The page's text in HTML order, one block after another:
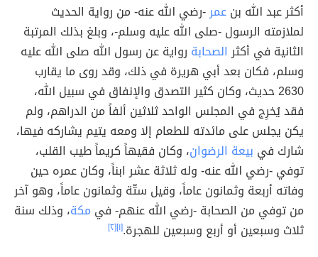
أكثر عبد الله بنعمر-رضي الله عنه- من رواية الحديث
لملازمته الرسول -صلى الله عليه وسلم-، وبلغ بذلك المرتبة
الثانية في أكثرالصحابة رواية عن رسول الله صلى الله عليه
وسلم، فكان بعد أبي هريرة في ذلك، وقد روى ما يقارب
2630 حديث، وكان كثير التصدق والإنفاق في سبيل الله،
فقد يُخرِج في المجلس الواحد ثلاثين ألفاً من الدراهم، ولم
يكن يجلس على مائدته للطعام إلا ومعه يتيم يشاركه فيها،
شارك في بيعة الرضوان، وكان فقيهاً كريماً طيب القلب،
توفي -رضي الله عنه- وله ثلاثة عشر ابناً، وكان عمره حين
وفاته أربعة وثمانون عاماً، وقيل ستّة وثمانون عاماً، وهو آخر
من توفي من الصحابة -رضي الله عنهم- في مكة، وذلك سنة
ثلاث وسبعين أو أربع وسبعين للهجرة.[١] [٢]